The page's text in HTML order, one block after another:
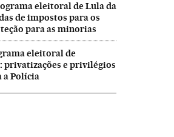
eleitoral de Lula da
de impostos para os
para as minorias
eleitoral de
privatizações e privilégios
a Polícia